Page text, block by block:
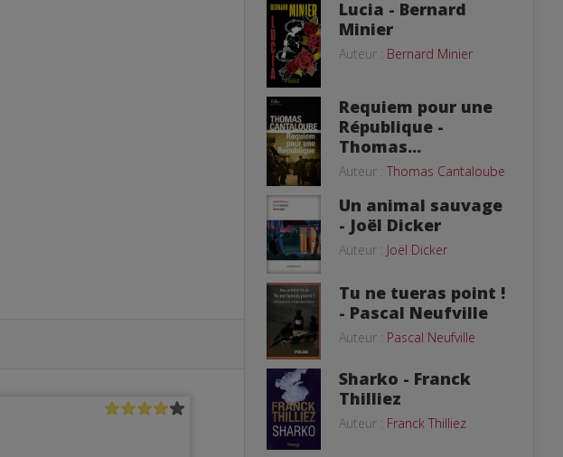
Lucia - Bernard
Minier
Auteur : Bernard Minier
Requiem pour une
République -
Thomas...
Auteur : Thomas Cantaloube
Un animal sauvage
- Joël Dicker
Auteur : Joël Dicker
Tu ne tueras point !
- Pascal Neufville
Auteur : Pascal Neufville
Sharko - Franck
Thilliez
Auteur : Franck Thilliez